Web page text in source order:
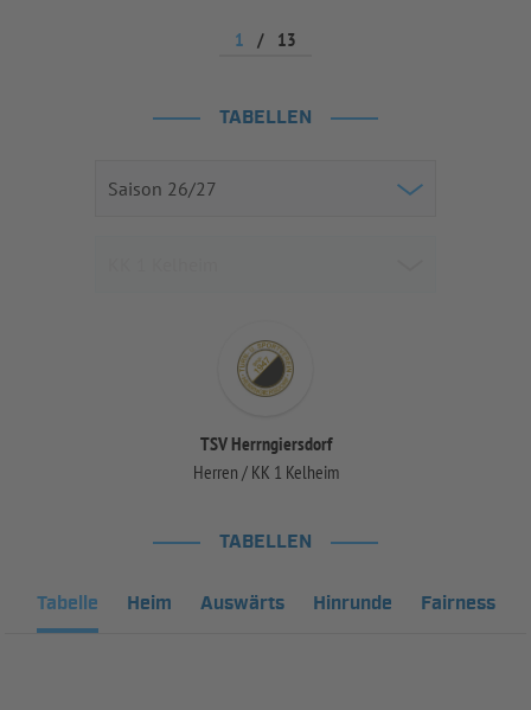
1 / 13
TABELLEN
TSV Herrngiersdorf
Herren / KK 1 Kelheim
TABELLEN
Tabelle Heim Auswärts Hinrunde Fairness